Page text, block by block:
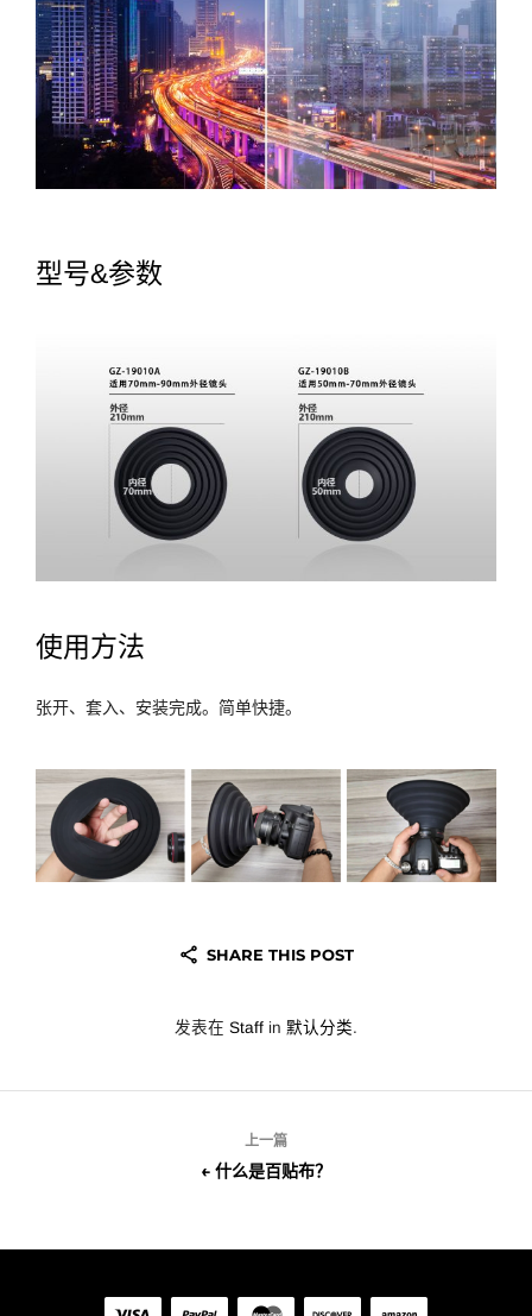
型号&参数
使用方法
张开、套入、安装完成。简单快捷。
SHARE THIS POST
发表在 Staff in 默认分类.
上一篇
← 什么是百贴布？